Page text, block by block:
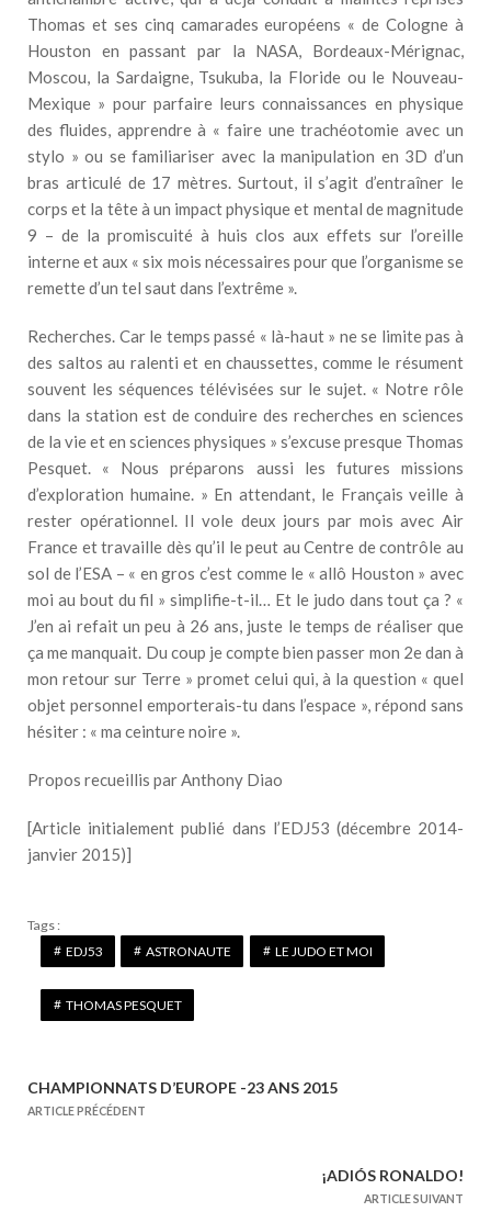
Thomas et ses cinq camarades européens « de Cologne à
Houston en passant par la NASA, Bordeaux-Mérignac,
Moscou, la Sardaigne, Tsukuba, la Floride ou le Nouveau-
Mexique » pour parfaire leurs connaissances en physique
des fluides, apprendre à « faire une trachéotomie avec un
stylo » ou se familiariser avec la manipulation en 3D d’un
bras articulé de 17 mètres. Surtout, il s’agit d’entraîner le
corps et la tête à un impact physique et mental de magnitude
9 – de la promiscuité à huis clos aux effets sur l’oreille
interne et aux « six mois nécessaires pour que l’organisme se
remette d’un tel saut dans l’extrême ».
Recherches. Car le temps passé « là-haut » ne se limite pas à
des saltos au ralenti et en chaussettes, comme le résument
souvent les séquences télévisées sur le sujet. « Notre rôle
dans la station est de conduire des recherches en sciences
de la vie et en sciences physiques » s’excuse presque Thomas
Pesquet. « Nous préparons aussi les futures missions
d’exploration humaine. » En attendant, le Français veille à
rester opérationnel. Il vole deux jours par mois avec Air
France et travaille dès qu’il le peut au Centre de contrôle au
sol de l’ESA – « en gros c’est comme le « allô Houston » avec
moi au bout du fil » simplifie-t-il… Et le judo dans tout ça ? «
J’en ai refait un peu à 26 ans, juste le temps de réaliser que
ça me manquait. Du coup je compte bien passer mon 2e dan à
mon retour sur Terre » promet celui qui, à la question « quel
objet personnel emporterais-tu dans l’espace », répond sans
hésiter : « ma ceinture noire ».
Propos recueillis par Anthony Diao
[Article initialement publié dans l’EDJ53 (décembre 2014-
janvier 2015)]
Tags :
EDJ53
ASTRONAUTE LE JUDO ET MOI
THOMAS PESQUET
N
CHAMPIONNATS D’EUROPE -23 ANS 2015
ARTICLE PRÉCÉDENT
¡ADIÓS RONALDO!
ARTICLE SUIVANT